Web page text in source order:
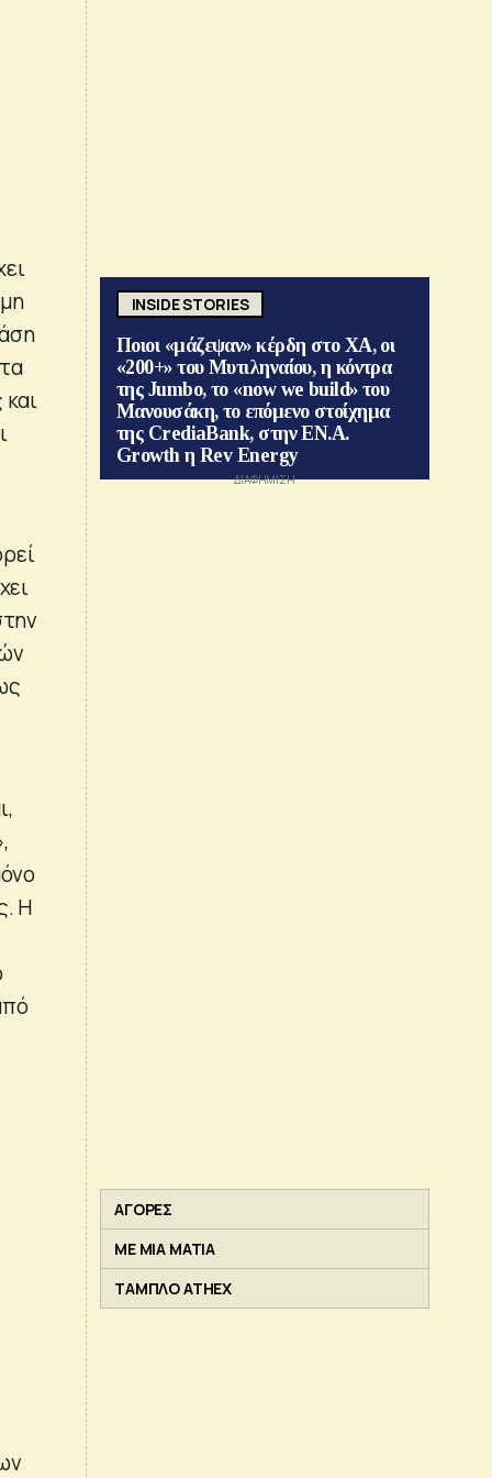
Η
INSIDE STORIES
Ποιοι «μάζεψαν» κέρδη στο ΧΑ, οι
«200+» του Μυτιληναίου, η κόντρα
της Jumbo, το «now we build» του
Μανουσάκη, το επόμενο στοίχημα
της CrediaBank, στην ΕΝ.Α.
Growth η Rev Energy
ΑΓΟΡΕΣ
ΜΕ ΜΙΑ ΜΑΤΙΑ
ΤΑΜΠΛΟ ATHEX